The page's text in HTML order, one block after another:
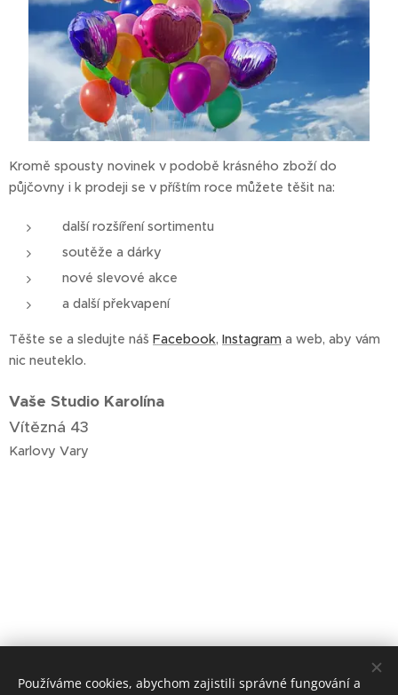
Kromě spousty novinek v podobě krásného zboží do
půjčovny i k prodeji se v příštím roce můžete těšit na:
další rozšíření sortimentu
soutěže a dárky
nové slevové akce
a další překvapení
Těšte se a sledujte náš Facebook, Instagram a web, aby vám
nic neuteklo.
Vaše Studio Karolína
Vítězná 43
Karlovy Vary
Share
Používáme cookies, abychom zajistili správné fungování a